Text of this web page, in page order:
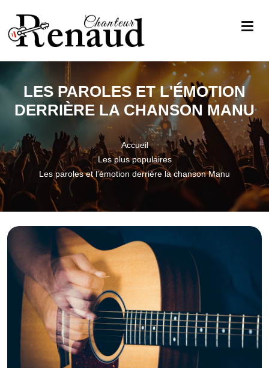
LES PAROLES ET L'ÉMOTION
DERRIÈRE LA CHANSON MANU
Accueil
Les plus populaires
Les paroles et l'émotion derrière la chanson Manu